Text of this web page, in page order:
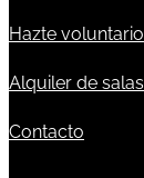
Hazte voluntario
Alquiler de salas
Contacto